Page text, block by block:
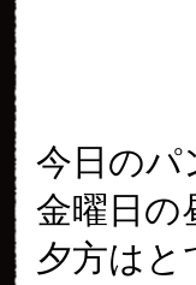
今日のパ
金曜日の
夕方はと